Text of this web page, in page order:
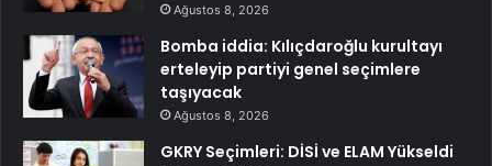
Ağustos 8, 2026
Bomba iddia: Kılıçdaroğlu kurultayı
erteleyip partiyi genel seçimlere
taşıyacak
Ağustos 8, 2026
GKRY Seçimleri: DİSİ ve ELAM Yükseldi